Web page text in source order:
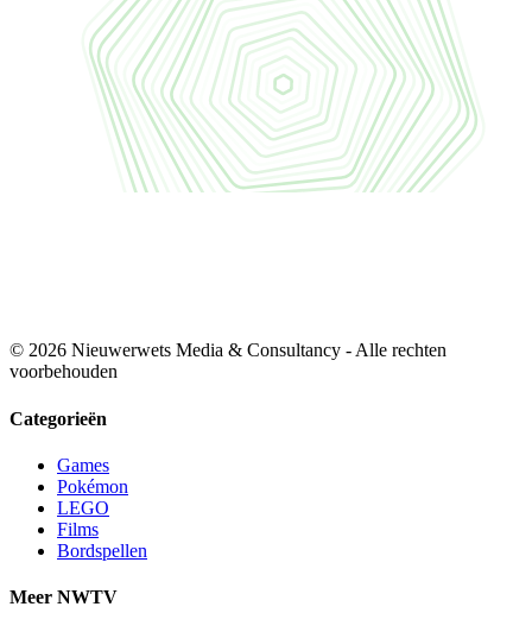
© 2026 Nieuwerwets Media & Consultancy - Alle rechten
voorbehouden
Categorieën
Games
Pokémon
LEGO
Films
Bordspellen
Meer NWTV